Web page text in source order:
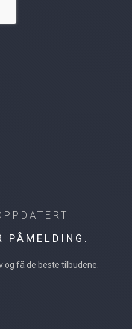
PÅMELDING.
og få de beste tilbudene.